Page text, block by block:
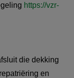
https://vzr-
die dekking
en